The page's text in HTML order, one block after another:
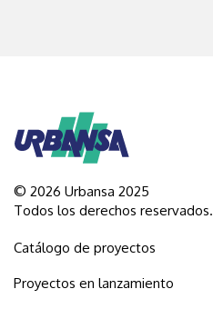
© 2026 Urbansa 2025
Todos los derechos reservados.
Catálogo de proyectos
Proyectos en lanzamiento